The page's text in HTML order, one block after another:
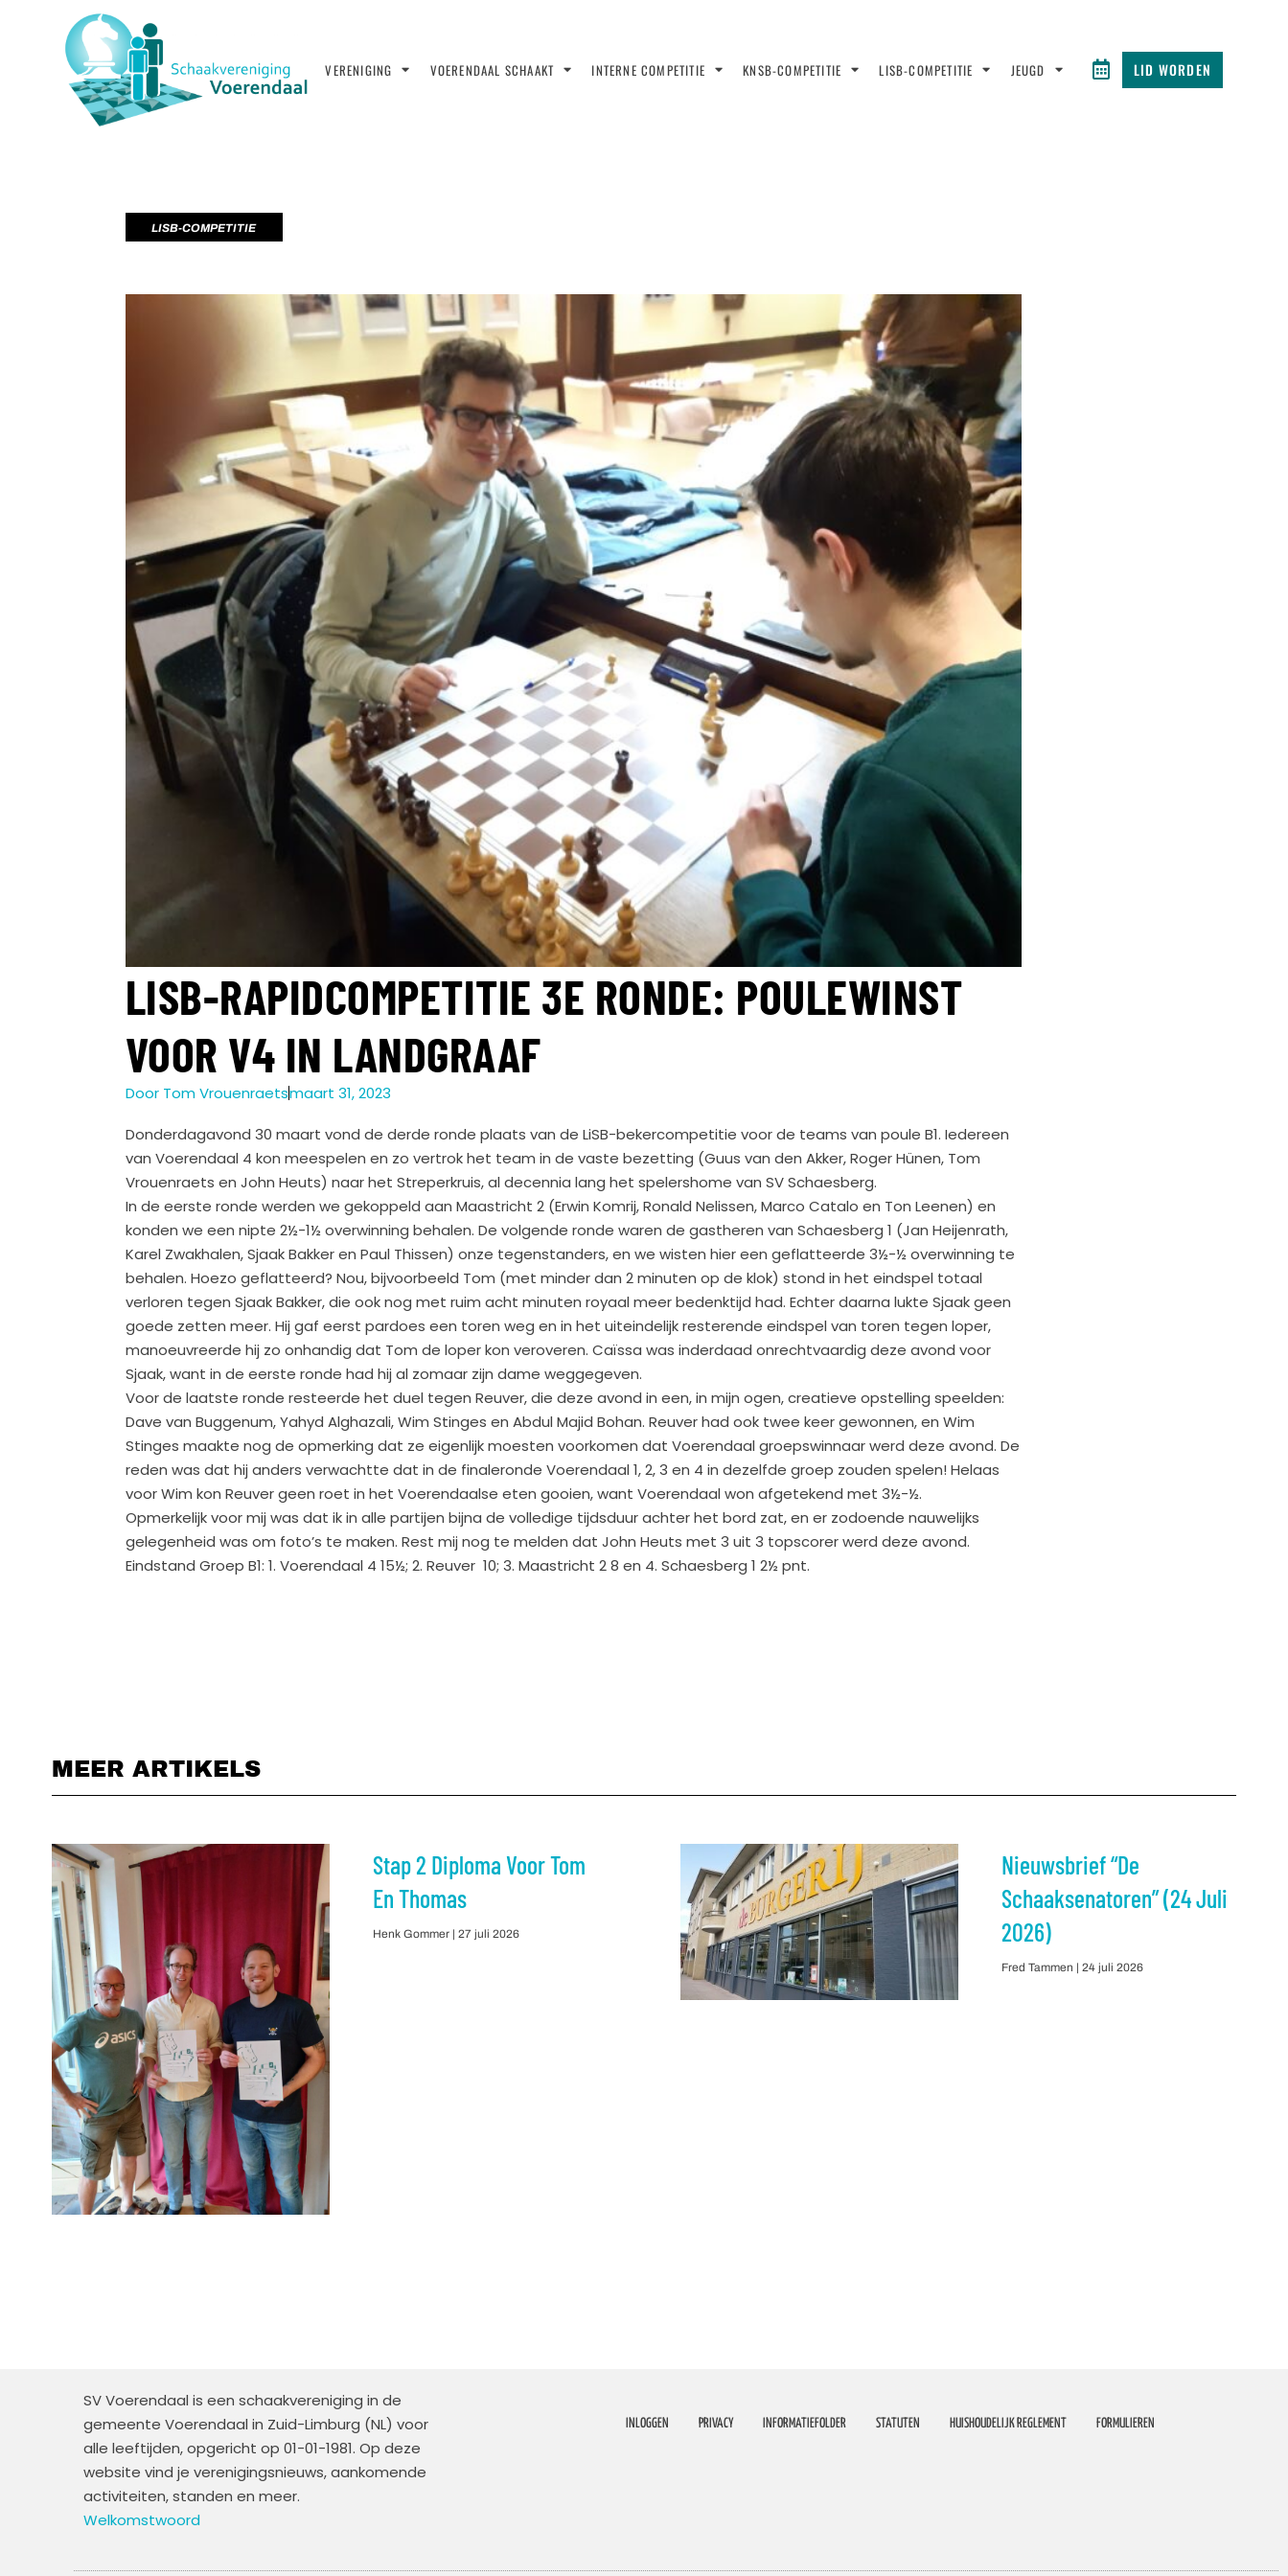
VERENIGING VOERENDAAL SCHAAKT INTERNE COMPETITIE KNSB-COMPETITIE LISB-COMPETITIE JEUGD LID WORDEN
LISB-COMPETITIE
LISB-RAPIDCOMPETITIE 3E RONDE: POULEWINST
VOOR V4 IN LANDGRAAF
DoorTom Vrouenraetsmaart 31, 2023
Donderdagavond 30 maart vond de derde ronde plaats van de LiSB-bekercompetitie voor de teams van poule B1. Iedereen
van Voerendaal 4 kon meespelen en zo vertrok het team in de vaste bezetting (Guus van den Akker, Roger Hünen, Tom
Vrouenraets en John Heuts) naar het Streperkruis, al decennia lang het spelershome van SV Schaesberg.
In de eerste ronde werden we gekoppeld aan Maastricht 2 (Erwin Komrij, Ronald Nelissen, Marco Catalo en Ton Leenen) en
konden we een nipte 2½-1½ overwinning behalen. De volgende ronde waren de gastheren van Schaesberg 1 (Jan Heijenrath,
Karel Zwakhalen, Sjaak Bakker en Paul Thissen) onze tegenstanders, en we wisten hier een geflatteerde 3½-½ overwinning te
behalen. Hoezo geflatteerd? Nou, bijvoorbeeld Tom (met minder dan 2 minuten op de klok) stond in het eindspel totaal
verloren tegen Sjaak Bakker, die ook nog met ruim acht minuten royaal meer bedenktijd had. Echter daarna lukte Sjaak geen
goede zetten meer. Hij gaf eerst pardoes een toren weg en in het uiteindelijk resterende eindspel van toren tegen loper,
manoeuvreerde hij zo onhandig dat Tom de loper kon veroveren. Caïssa was inderdaad onrechtvaardig deze avond voor
Sjaak, want in de eerste ronde had hij al zomaar zijn dame weggegeven.
Voor de laatste ronde resteerde het duel tegen Reuver, die deze avond in een, in mijn ogen, creatieve opstelling speelden:
Dave van Buggenum, Yahyd Alghazali, Wim Stinges en Abdul Majid Bohan. Reuver had ook twee keer gewonnen, en Wim
Stinges maakte nog de opmerking dat ze eigenlijk moesten voorkomen dat Voerendaal groepswinnaar werd deze avond. De
reden was dat hij anders verwachtte dat in de finaleronde Voerendaal 1, 2, 3 en 4 in dezelfde groep zouden spelen! Helaas
voor Wim kon Reuver geen roet in het Voerendaalse eten gooien, want Voerendaal won afgetekend met 3½-½.
Opmerkelijk voor mij was dat ik in alle partijen bijna de volledige tijdsduur achter het bord zat, en er zodoende nauwelijks
gelegenheid was om foto’s te maken. Rest mij nog te melden dat John Heuts met 3 uit 3 topscorer werd deze avond.
Eindstand Groep B1: 1. Voerendaal 4 15½; 2. Reuver 10; 3. Maastricht 2 8 en 4. Schaesberg 1 2½ pnt.
MEER ARTIKELS
Stap 2 Diploma Voor Tom
En Thomas
Henk Gommer 27 juli 2026
Nieuwsbrief “De
Schaaksenatoren” (24 Juli
2026)
Fred Tammen 24 juli 2026
SV Voerendaal is een schaakvereniging in de
gemeente Voerendaal in Zuid-Limburg (NL) voor
alle leeftijden, opgericht op 01-01-1981. Op deze
website vind je verenigingsnieuws, aankomende
activiteiten, standen en meer.
Welkomstwoord
INLOGGEN PRIVACY INFORMATIEFOLDER STATUTEN HUISHOUDELIJK REGLEMENT FORMULIEREN